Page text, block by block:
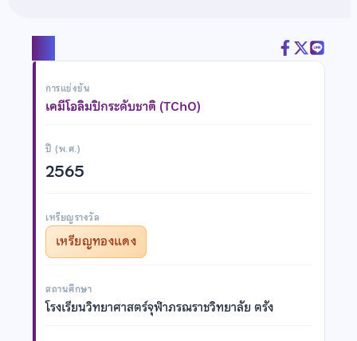
การแข่งขัน
เคมีโอลิมปิกระดับชาติ (TChO)
ปี (พ.ศ.)
2565
เหรียญรางวัล
เหรียญทองแดง
สถานศึกษา
โรงเรียนวิทยาศาสตร์จุฬาภรณราชวิทยาลัย ตรัง